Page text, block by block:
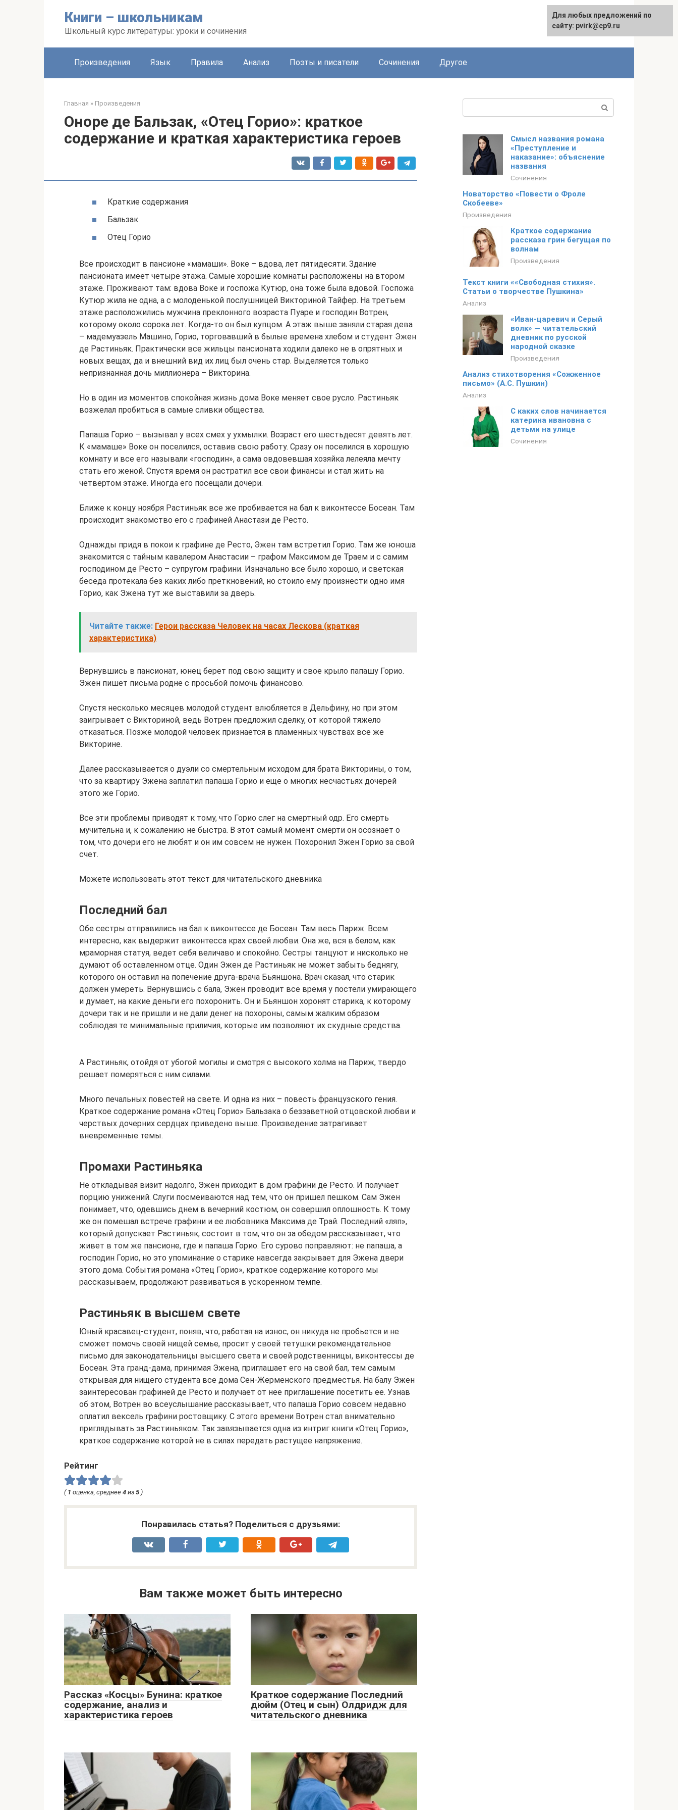
Книги – школьникам
Школьный курс литературы: уроки и сочинения
English
Произведения Язык Правила Анализ Поэты и писатели Сочинения Другое
Главная » Произведения
Оноре де Бальзак, «Отец Горио»: краткое
содержание и краткая характеристика героев
Краткие содержания
Бальзак
Отец Горио
Все происходит в пансионе «мамаши». Воке – вдова, лет пятидесяти. Здание
пансионата имеет четыре этажа. Самые хорошие комнаты расположены на втором
этаже. Проживают там: вдова Воке и госпожа Кутюр, она тоже была вдовой. Госпожа
Кутюр жила не одна, а с молоденькой послушницей Викториной Тайфер. На третьем
этаже расположились мужчина преклонного возраста Пуаре и господин Вотрен,
которому около сорока лет. Когда-то он был купцом. А этаж выше заняли старая дева
– мадемуазель Машино, Горио, торговавший в былые времена хлебом и студент Эжен
де Растиньяк. Практически все жильцы пансионата ходили далеко не в опрятных и
новых вещах, да и внешний вид их лиц был очень стар. Выделяется только
непризнанная дочь миллионера – Викторина.
Но в один из моментов спокойная жизнь дома Воке меняет свое русло. Растиньяк
возжелал пробиться в самые сливки общества.
Папаша Горио – вызывал у всех смех у ухмылки. Возраст его шестьдесят девять лет.
К «мамаше» Воке он поселился, оставив свою работу. Сразу он поселился в хорошую
комнату и все его называли «господин», а сама овдовевшая хозяйка лелеяла мечту
стать его женой. Спустя время он растратил все свои финансы и стал жить на
четвертом этаже. Иногда его посещали дочери.
Ближе к концу ноября Растиньяк все же пробивается на бал к виконтессе Босеан. Там
происходит знакомство его с графиней Анастази де Ресто.
Однажды придя в покои к графине де Ресто, Эжен там встретил Горио. Там же юноша
знакомится с тайным кавалером Анастасии – графом Максимом де Траем и с самим
господином де Ресто – супругом графини. Изначально все было хорошо, и светская
беседа протекала без каких либо преткновений, но стоило ему произнести одно имя
Горио, как Эжена тут же выставили за дверь.
Читайте также: Герои рассказа Человек на часах Лескова (краткая
характеристика)
Вернувшись в пансионат, юнец берет под свою защиту и свое крыло папашу Горио.
Эжен пишет письма родне с просьбой помочь финансово.
Спустя несколько месяцев молодой студент влюбляется в Дельфину, но при этом
заигрывает с Викториной, ведь Вотрен предложил сделку, от которой тяжело
отказаться. Позже молодой человек признается в пламенных чувствах все же
Викторине.
Далее рассказывается о дуэли со смертельным исходом для брата Викторины, о том,
что за квартиру Эжена заплатил папаша Горио и еще о многих несчастьях дочерей
этого же Горио.
Все эти проблемы приводят к тому, что Горио слег на смертный одр. Его смерть
мучительна и, к сожалению не быстра. В этот самый момент смерти он осознает о
том, что дочери его не любят и он им совсем не нужен. Похоронил Эжен Горио за свой
счет.
Можете использовать этот текст для читательского дневника
Последний бал
Обе сестры отправились на бал к виконтессе де Босеан. Там весь Париж. Всем
интересно, как выдержит виконтесса крах своей любви. Она же, вся в белом, как
мраморная статуя, ведет себя величаво и спокойно. Сестры танцуют и нисколько не
думают об оставленном отце. Один Эжен де Растиньяк не может забыть беднягу,
которого он оставил на попечение друга-врача Бьяншона. Врач сказал, что старик
должен умереть. Вернувшись с бала, Эжен проводит все время у постели умирающего
и думает, на какие деньги его похоронить. Он и Бьяншон хоронят старика, к которому
дочери так и не пришли и не дали денег на похороны, самым жалким образом
соблюдая те минимальные приличия, которые им позволяют их скудные средства.
А Растиньяк, отойдя от убогой могилы и смотря с высокого холма на Париж, твердо
решает померяться с ним силами.
Много печальных повестей на свете. И одна из них – повесть французского гения.
Краткое содержание романа «Отец Горио» Бальзака о беззаветной отцовской любви и
черствых дочерних сердцах приведено выше. Произведение затрагивает
вневременные темы.
Промахи Растиньяка
Не откладывая визит надолго, Эжен приходит в дом графини де Ресто. И получает
порцию унижений. Слуги посмеиваются над тем, что он пришел пешком. Сам Эжен
понимает, что, одевшись днем в вечерний костюм, он совершил оплошность. К тому
же он помешал встрече графини и ее любовника Максима де Трай. Последний «ляп»,
который допускает Растиньяк, состоит в том, что он за обедом рассказывает, что
живет в том же пансионе, где и папаша Горио. Его сурово поправляют: не папаша, а
господин Горио, но это упоминание о старике навсегда закрывает для Эжена двери
этого дома. События романа «Отец Горио», краткое содержание которого мы
рассказываем, продолжают развиваться в ускоренном темпе.
Растиньяк в высшем свете
Юный красавец-студент, поняв, что, работая на износ, он никуда не пробьется и не
сможет помочь своей нищей семье, просит у своей тетушки рекомендательное
письмо для законодательницы высшего света и своей родственницы, виконтессы де
Босеан. Эта гранд-дама, принимая Эжена, приглашает его на свой бал, тем самым
открывая для нищего студента все дома Сен-Жерменского предместья. На балу Эжен
заинтересован графиней де Ресто и получает от нее приглашение посетить ее. Узнав
об этом, Вотрен во всеуслышание рассказывает, что папаша Горио совсем недавно
оплатил вексель графини ростовщику. С этого времени Вотрен стал внимательно
приглядывать за Растиньяком. Так завязывается одна из интриг книги «Отец Горио»,
краткое содержание которой не в силах передать растущее напряжение.
Рейтинг
( 1 оценка, среднее 4 из 5 )
Понравилась статья? Поделиться с друзьями:
Вам также может быть интересно
Рассказ «Косцы» Бунина: краткое
содержание, анализ и
характеристика героев
Краткое содержание Последний
дюйм (Отец и сын) Олдридж для
читательского дневника
Смысл названия романа
«Преступление и
наказание»: объяснение
названия
Сочинения
Новаторство «Повести о Фроле
Скобееве»
Произведения
Краткое содержание
рассказа грин бегущая по
волнам
Произведения
Текст книги ««Свободная стихия».
Статьи о творчестве Пушкина»
Анализ
«Иван-царевич и Серый
волк» — читательский
дневник по русской
народной сказке
Произведения
Анализ стихотворения «Сожженное
письмо» (А.С. Пушкин)
Анализ
С каких слов начинается
катерина ивановна с
детьми на улице
Сочинения
Для любых предложений по
сайту: pvirk@cp9.ru